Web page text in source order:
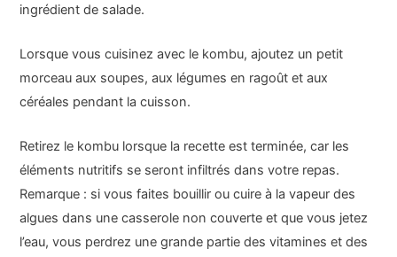
ingrédient de salade.
Lorsque vous cuisinez avec le kombu, ajoutez un petit
morceau aux soupes, aux légumes en ragoût et aux
céréales pendant la cuisson.
Retirez le kombu lorsque la recette est terminée, car les
éléments nutritifs se seront infiltrés dans votre repas.
Remarque : si vous faites bouillir ou cuire à la vapeur des
algues dans une casserole non couverte et que vous jetez
l’eau, vous perdrez une grande partie des vitamines et des